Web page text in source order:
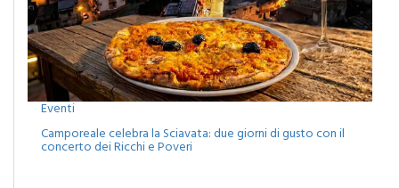
Eventi
Camporeale celebra la Sciavata: due giorni di gusto con il
concerto dei Ricchi e Poveri